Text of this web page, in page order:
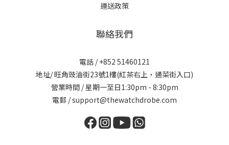
運送政策
聯絡我們
電話 / +852 51460121
地址/ 旺角豉油街23號1樓(紅茶右上，通菜街入口)
營業時間 / 星期一至日1:30pm - 8:30pm
電郵 / support@thewatchdrobe.com